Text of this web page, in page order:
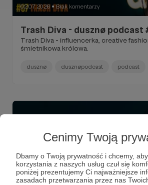
Cenimy Twoją
Dbamy o Twoją prywatność i chcemy,
korzystania z naszych usług czuł się
poniżej prezentujemy Ci najważniejsze
zasadach przetwarzania przez nas
02.07.2026 ● Brak komentarzy
Trash Diva - dusznø podcast
Trash Diva - influencerka, creative
śmietnikowa królowa.
dusznø dusznøpodcast podcast